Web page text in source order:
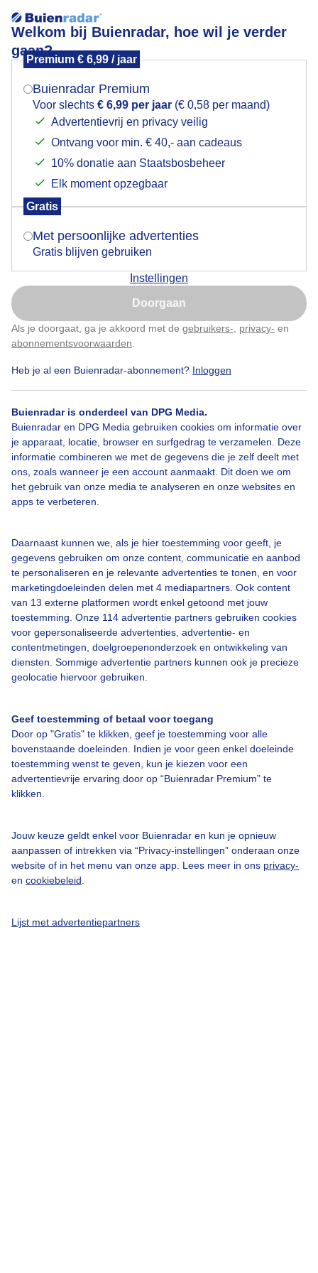
Welkom bij Buienradar, hoe wil je verder
gaan?
Premium € 6,99 / jaar
Buienradar Premium
Voor slechts € 6,99 per jaar (€ 0,58 per maand)
Advertentievrij en privacy veilig
Ontvang voor min. € 40,- aan cadeaus
10% donatie aan Staatsbosbeheer
Elk moment opzegbaar
Gratis
Met persoonlijke advertenties
Gratis blijven gebruiken
Instellingen
Doorgaan
Als je doorgaat, ga je akkoord met de gebruikers- privacy- en
abonnementsvoorwaarden
Heb je al een Buienradar-abonnement? Inloggen
Buienradar is onderdeel van DPG Media.
Buienradar en DPG Media gebruiken cookies om informatie over
je apparaat, locatie, browser en surfgedrag te verzamelen. Deze
informatie combineren we met de gegevens die je zelf deelt met
ons, zoals wanneer je een account aanmaakt. Dit doen we om
het gebruik van onze media te analyseren en onze websites en
apps te verbeteren.
Daarnaast kunnen we, als je hier toestemming voor geeft, je
gegevens gebruiken om onze content, communicatie en aanbod
te personaliseren en je relevante advertenties te tonen, en voor
marketingdoeleinden delen met 4 mediapartners. Ook content
van 13 externe platformen wordt enkel getoond met jouw
toestemming. Onze 114 advertentie partners gebruiken cookies
voor gepersonaliseerde advertenties, advertentie- en
contentmetingen, doelgroepenonderzoek en ontwikkeling van
diensten. Sommige advertentie partners kunnen ook je precieze
geolocatie hiervoor gebruiken.
Geef toestemming of betaal voor toegang
Door op "Gratis" te klikken, geef je toestemming voor alle
bovenstaande doeleinden. Indien je voor geen enkel doeleinde
toestemming wenst te geven, kun je kiezen voor een
advertentievrije ervaring door op “Buienradar Premium” te
klikken.
Jouw keuze geldt enkel voor Buienradar en kun je opnieuw
aanpassen of intrekken via “Privacy-instellingen” onderaan onze
website of in het menu van onze app. Lees meer in ons privacy-
en cookiebeleid
Lijst met advertentiepartners
Stel hier je favoriete skigebied of wintersportplaats in en
Sneeuwradar
-3 uur +3 uur
Legenda
Bekijk ook
7-daagse sneeuwverwachting
Mijn Wintersport locatie(s)
Populaire wintersport locaties
Val Thorens
Mayrhofen
Flachau
Sölden
Over Buienradar
Mogen we je locatie gebruiken voor het
Indien je hier nog geen akkoord op hebt gegeven,
verschijnt er zo een pop-up uit je browser waarin
Is goed, toon de popup
Nu niet, misschien later
Klik hierom dit aan te passen